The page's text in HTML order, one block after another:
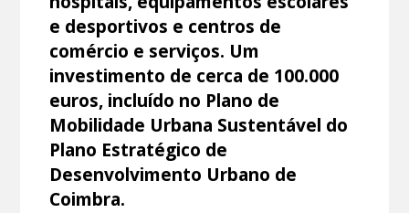
e desportivos e centros de
comércio e serviços. Um
investimento de cerca de 100.000
euros, incluído no Plano de
Mobilidade Urbana Sustentável do
Plano Estratégico de
Desenvolvimento Urbano de
Coimbra.